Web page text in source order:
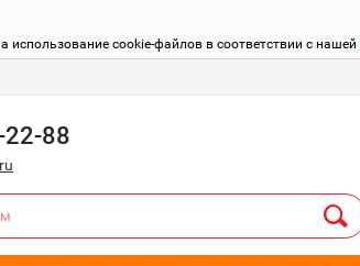
использование cookie-файлов в соответствии с нашей
88